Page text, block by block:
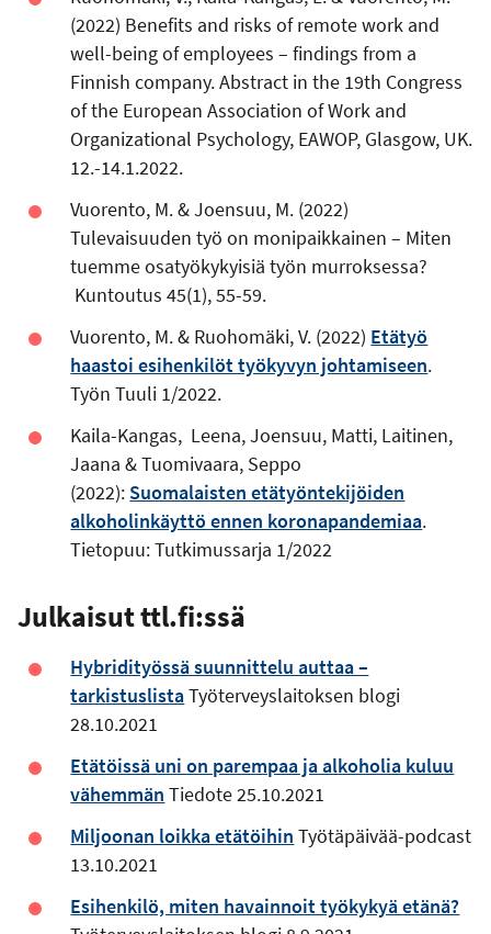
(2022) Benefits and risks of remote work and
well-being of employees – findings from a
Finnish company. Abstract in the 19th Congress
of the European Association of Work and
Organizational Psychology, EAWOP, Glasgow, UK.
12.-14.1.2022.
Vuorento, M. & Joensuu, M. (2022)
Tulevaisuuden työ on monipaikkainen – Miten
tuemme osatyökykyisiä työn murroksessa?
Kuntoutus 45(1), 55-59.
Vuorento, M. & Ruohomäki, V. (2022) Etätyö
haastoi esihenkilöt työkyvyn johtamiseen.
Työn Tuuli 1/2022.
Kaila-Kangas, Leena, Joensuu, Matti, Laitinen,
Jaana & Tuomivaara, Seppo
(2022): Suomalaisten etätyöntekijöiden
alkoholinkäyttö ennen koronapandemiaa.
Tietopuu: Tutkimussarja 1/2022
Julkaisut ttl.fi:ssä
Hybridityössä suunnittelu auttaa –
tarkistuslistaTyöterveyslaitoksen blogi
28.10.2021
Etätöissä uni on parempaa ja alkoholia kuluu
vähemmän Tiedote 25.10.2021
Miljoonan loikka etätöihin Työtäpäivää-podcast
13.10.2021
Esihenkilö, miten havainnoit työkykyä etänä?